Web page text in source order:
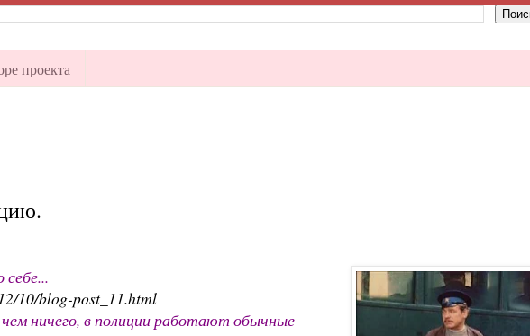
проекта
10/blog-post_11.html
ничего, в полиции работают обычные